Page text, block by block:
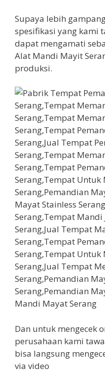
Supaya lebih
spesifikasi yang kami
dapat mengamati
Alat Mandi Mayit
produksi.
Dan untuk mengecek
perusahaan kami
bisa langsung
via video